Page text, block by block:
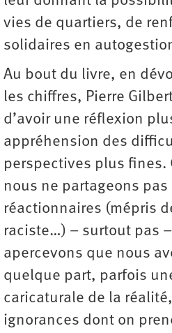
vies de quartiers, de
solidaires en
Au bout du livre, en
les chiffres, Pierre
d’avoir une réflexion
appréhension des
perspectives plus fines.
nous ne partageons
réactionnaires (mépris
raciste…) – surtout pas
apercevons que nous
quelque part, parfois
caricaturale de la
ignorances dont on